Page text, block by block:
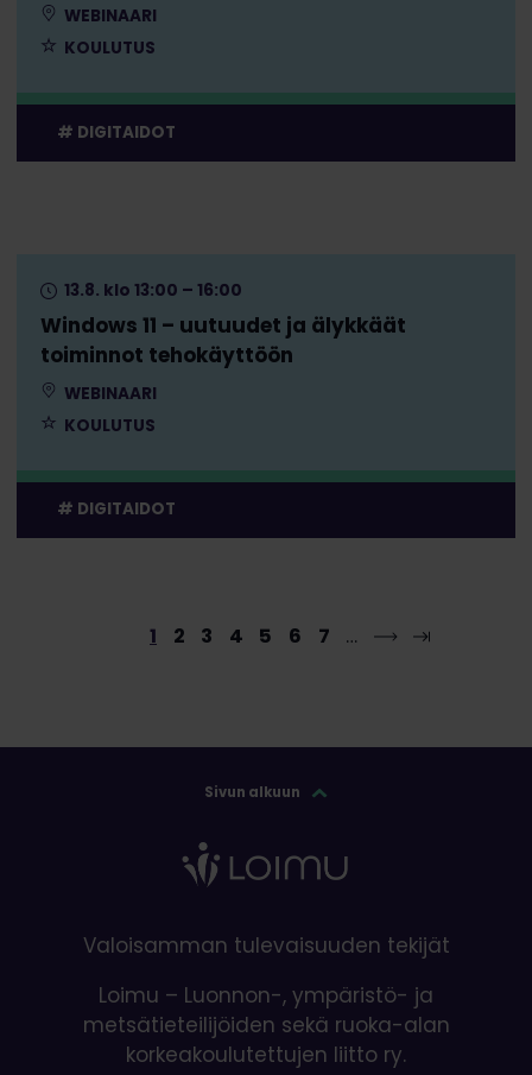
WEBINAARI
KOULUTUS
DIGITAIDOT
Windows 11 – uutuudet ja älykkäät
toiminnot tehokäyttöön
13.8. klo 13:00 – 16:00
WEBINAARI
KOULUTUS
DIGITAIDOT
1 2 3 4 5 6 7 …
Sivun alkuun
Valoisamman tulevaisuuden tekijät
Loimu – Luonnon-, ympäristö- ja
metsätieteilijöiden sekä ruoka-alan
korkeakoulutettujen liitto ry.